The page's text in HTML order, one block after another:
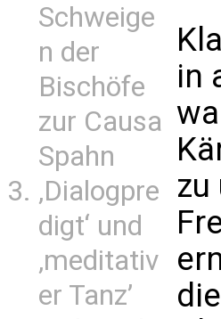
Schweige
n der
Bischöfe
zur Causa
Spahn
‚Dialogpre
digt‘ und
‚meditativ
er Tanz’
in
zu